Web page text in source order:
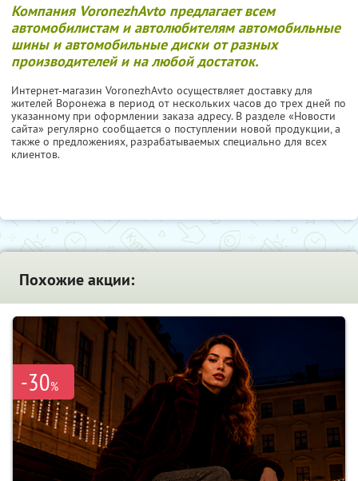
Компания VoronezhAvto предлагает всем
автомобилистам и автолюбителям автомобильные
шины и автомобильные диски от разных
производителей и на любой достаток.
Интернет-магазин VoronezhAvto осуществляет доставку для
жителей Воронежа в период от нескольких часов до трех дней по
указанному при оформлении заказа адресу. В разделе «Новости
сайта» регулярно сообщается о поступлении новой продукции, а
также о предложениях, разрабатываемых специально для всех
клиентов.
Похожие акции:
-30%